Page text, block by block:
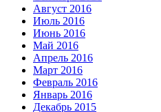
Август 2016
Июль 2016
Июнь 2016
Май 2016
Апрель 2016
Март 2016
Февраль 2016
Январь 2016
Декабрь 2015